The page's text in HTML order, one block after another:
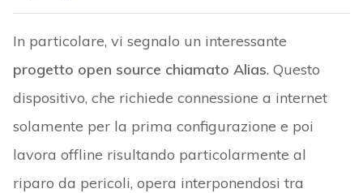
In particolare, vi segnalo un interessante
progetto open source chiamato Alias. Questo
dispositivo, che richiede connessione a internet
solamente per la prima configurazione e poi
lavora offline risultando particolarmente al
riparo da pericoli, opera interponendosi tra